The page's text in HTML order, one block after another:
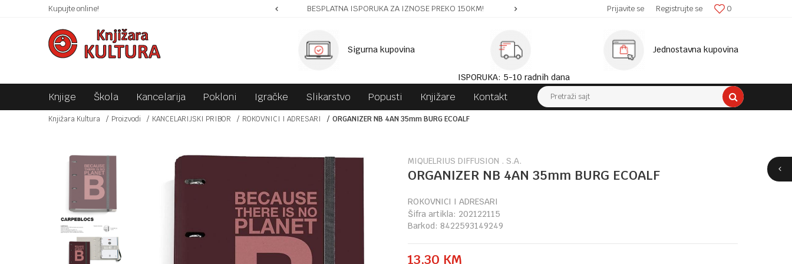
Kupujte online!SIGURNO PLAĆANJE PLATNIM KARTICAMA! BESPLATNA ISPORUKA ZA IZNOSE PREKO 150KM! SIGURNA ISPORUKA! 0
Prijavite se Registrujte se
Sigurna kupovina
ISPORUKA: 5-10 radnih dana
Jednostavna kupovina
Knjige Škola Kancelarija Pokloni Igračke Slikarstvo Popusti Knjižare Kontakt Pretraži sajt
Knjižara Kultura Proizvodi KANCELARIJSKI PRIBOR ROKOVNICI I ADRESARI ORGANIZER NB 4AN 35mm BURG ECOALF
MIQUELRIUS DIFFUSION . S.A.
ORGANIZER NB 4AN 35mm BURG ECOALF
ROKOVNICI I ADRESARI
Šifra artikla: 202122115
Barkod: 8422593149249
13,30 KM